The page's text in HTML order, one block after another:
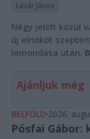
Lázár János
Négy jelölt közül
új elnököt
lemondása után.
Ajánljuk még
BELFÖLD 2026.
Pósfai Gábor: